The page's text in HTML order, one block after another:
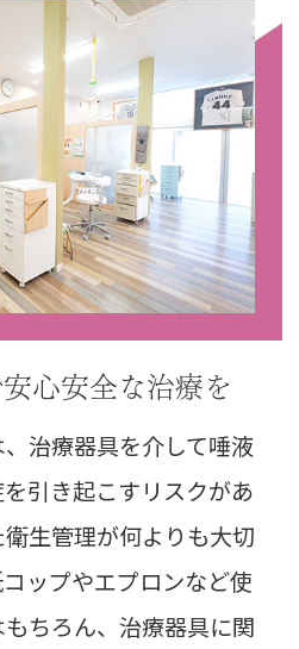
安心安全な治療を
治療器具を介して唾液
引き起こすリスクがあ
生管理が何よりも大切
ップやエプロンなど使
ちろん、治療器具に関